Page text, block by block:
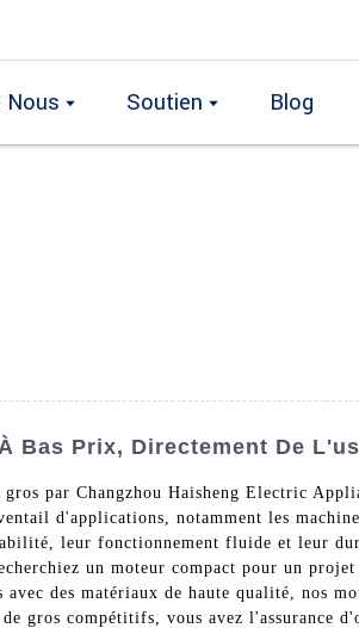
Nous Soutien Blog
Bas Prix, Directement De
par Changzhou Haisheng Electric
d'applications, notamment les
leur fonctionnement fluide et leur
un moteur compact pour un
des matériaux de haute qualité, nos
gros compétitifs, vous avez l'assurance